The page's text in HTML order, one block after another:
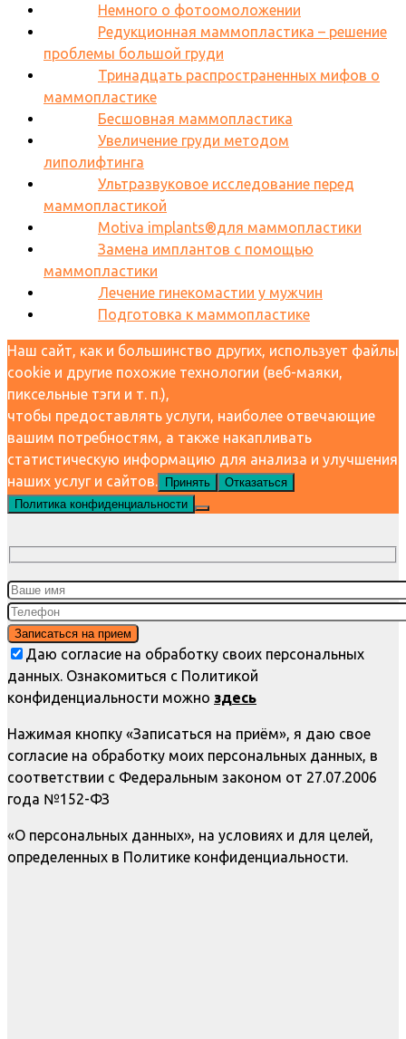
Немного о фотоомоложении
Редукционная маммопластика – решение
проблемы большой груди
Тринадцать распространенных мифов о
маммопластике
Бесшовная маммопластика
Увеличение груди методом
липолифтинга
Ультразвуковое исследование перед
маммопластикой
Motiva implants®для маммопластики
Замена имплантов с помощью
маммопластики
Лечение гинекомастии у мужчин
Подготовка к маммопластике
Наш сайт, как и большинство других, использует файлы
cookie и другие похожие технологии (веб-маяки,
пиксельные тэги и т. п.),
чтобы предоставлять услуги, наиболее отвечающие
вашим потребностям, а также накапливать
статистическую информацию для анализа и улучшения
наших услуг и сайтов. Принять
Отказаться
Политика конфиденциальности
Даю согласие на обработку своих персональных
данных. Ознакомиться с Политикой
конфиденциальности можно здесь
Нажимая кнопку «Записаться на приём», я даю свое
согласие на обработку моих персональных данных, в
соответствии с Федеральным законом от 27.07.2006
года №152-ФЗ
«О персональных данных», на условиях и для целей,
определенных в Политике конфиденциальности.